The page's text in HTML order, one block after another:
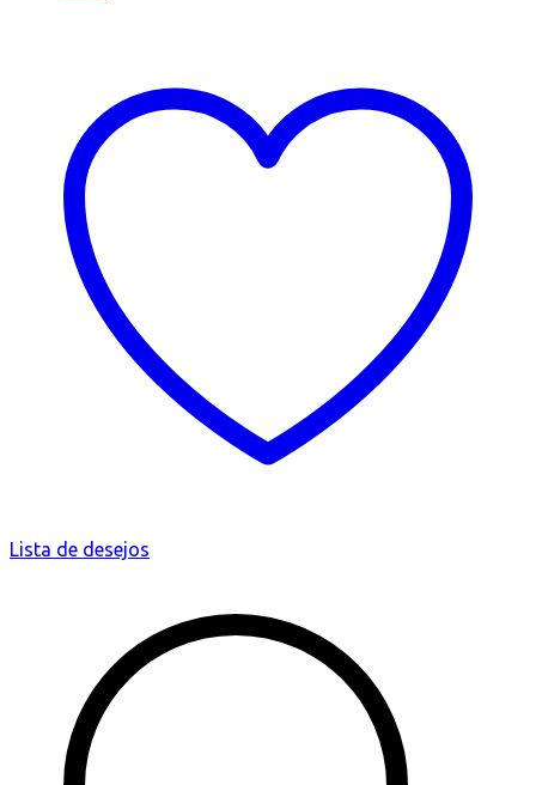
Lista de desejos